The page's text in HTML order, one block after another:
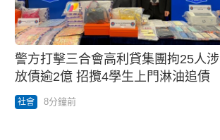
警方打擊三合會高利貸集團拘25人涉
放債逾2億 招攬4學生上門淋油追債
社會 8分鐘前